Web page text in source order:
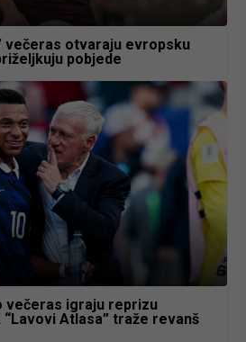
večeras otvaraju evropsku
pobjede
večeras igraju reprizu
Atlasa” traže revanš